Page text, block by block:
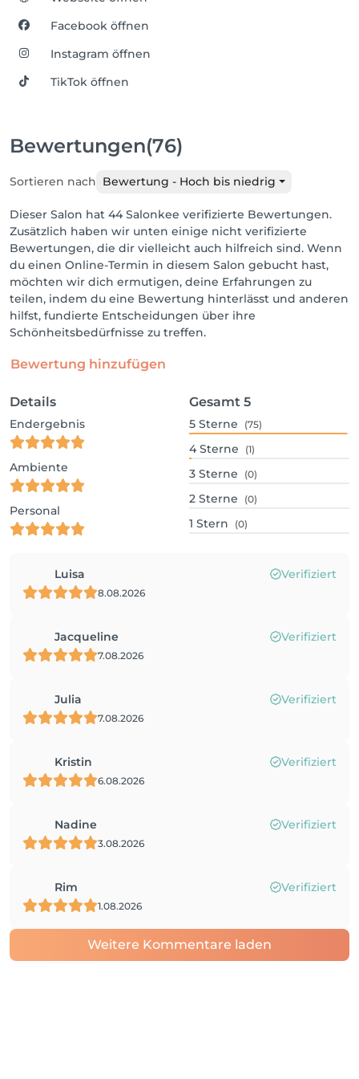
Facebook öffnen
Instagram öffnen
TikTok öffnen
Bewertungen(76)
Sortieren nach Bewertung - Hoch bis niedrig
Dieser Salon hat 44 Salonkee verifizierte Bewertungen.
Zusätzlich haben wir unten einige nicht verifizierte
Bewertungen, die dir vielleicht auch hilfreich sind. Wenn
du einen Online-Termin in diesem Salon gebucht hast,
möchten wir dich ermutigen, deine Erfahrungen zu
teilen, indem du eine Bewertung hinterlässt und anderen
hilfst, fundierte Entscheidungen über ihre
Schönheitsbedürfnisse zu treffen.
Bewertung hinzufügen
Details
Endergebnis
Ambiente
Personal
Gesamt 5
5 Sterne (75)
4 Sterne (1)
3 Sterne (0)
2 Sterne (0)
1 Stern (0)
Luisa Verifiziert
8.08.2026
Jacqueline Verifiziert
7.08.2026
Julia Verifiziert
7.08.2026
Kristin Verifiziert
6.08.2026
Nadine Verifiziert
3.08.2026
Rim Verifiziert
1.08.2026
Weitere Kommentare laden